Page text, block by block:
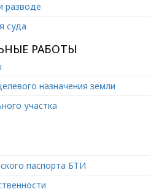
разводе
суда
РАБОТЫ
назначения земли
участка
паспорта БТИ